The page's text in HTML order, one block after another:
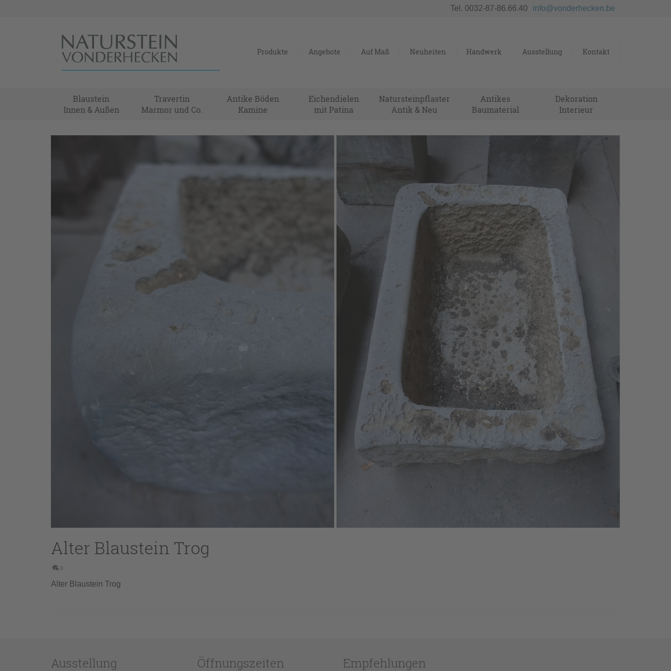
Tel. 0032-87-86.66.40 info@vonderhecken.be
Produkte Angebote Auf Maß Neuheiten Handwerk Ausstellung Kontakt
Blaustein
Innen & Außen
Travertin
Marmor und Co.
Antike Böden
Kamine
Eichendielen
mit Patina
Natursteinpflaster
Antik & Neu
Antikes
Baumaterial
Dekoration
Interieur
Alter Blaustein Trog
0
Alter Blaustein Trog
Ausstellung Öffnungszeiten Empfehlungen